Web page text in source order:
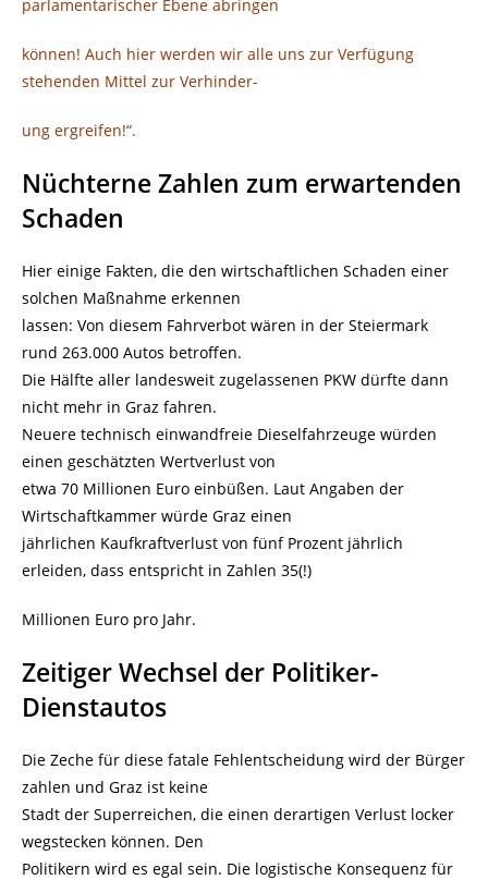
parlamentarischer Ebene abringen
können! Auch hier werden wir alle uns zur Verfügung
stehenden Mittel zur Verhinder-
ung ergreifen!“.
Nüchterne Zahlen zum erwartenden
Schaden
Hier einige Fakten, die den wirtschaftlichen Schaden einer
solchen Maßnahme erkennen
lassen: Von diesem Fahrverbot wären in der Steiermark
rund 263.000 Autos betroffen.
Die Hälfte aller landesweit zugelassenen PKW dürfte dann
nicht mehr in Graz fahren.
Neuere technisch einwandfreie Dieselfahrzeuge würden
einen geschätzten Wertverlust von
etwa 70 Millionen Euro einbüßen. Laut Angaben der
Wirtschaftkammer würde Graz einen
jährlichen Kaufkraftverlust von fünf Prozent jährlich
erleiden, dass entspricht in Zahlen 35(!)
Millionen Euro pro Jahr.
Zeitiger Wechsel der Politiker-
Dienstautos
Die Zeche für diese fatale Fehlentscheidung wird der Bürger
zahlen und Graz ist keine
Stadt der Superreichen, die einen derartigen Verlust locker
wegstecken können. Den
Politikern wird es egal sein. Die logistische Konsequenz für